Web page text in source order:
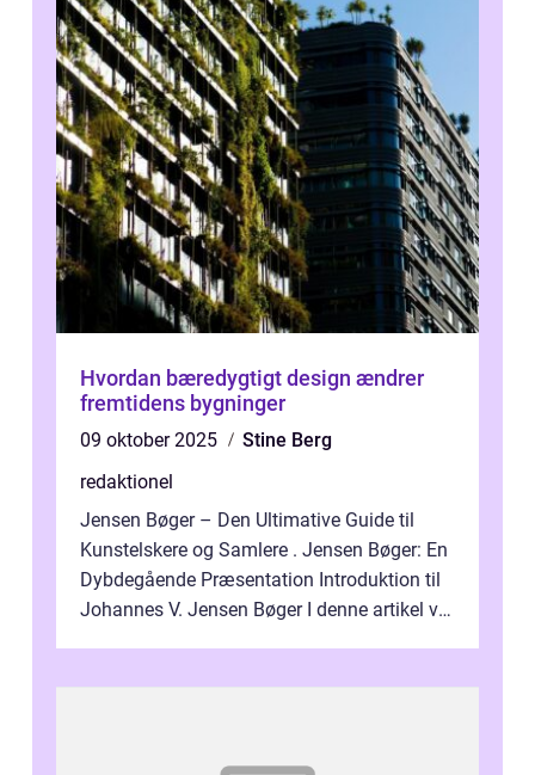
Hvordan bæredygtigt design ændrer
fremtidens bygninger
09 oktober 2025
Stine Berg
redaktionel
Jensen Bøger – Den Ultimative Guide til
Kunstelskere og Samlere . Jensen Bøger: En
Dybdegående Præsentation Introduktion til
Johannes V. Jensen Bøger I denne artikel vil